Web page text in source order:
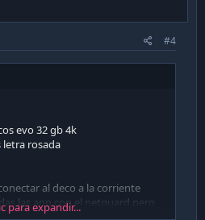
#4
evo 32 gb 4k
rosada
al deco a la corriente
las app con el netguard pero
para expandir...